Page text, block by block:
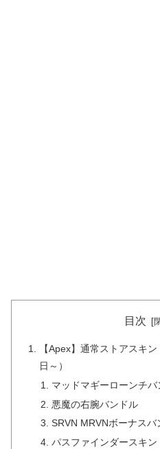
目次
【Apex】通常ストアスキ
日～）
マッドマギーローンチバ
悪魔の右腕バンドル
SRVN MRVNボーナスバ
パスファインダースキン